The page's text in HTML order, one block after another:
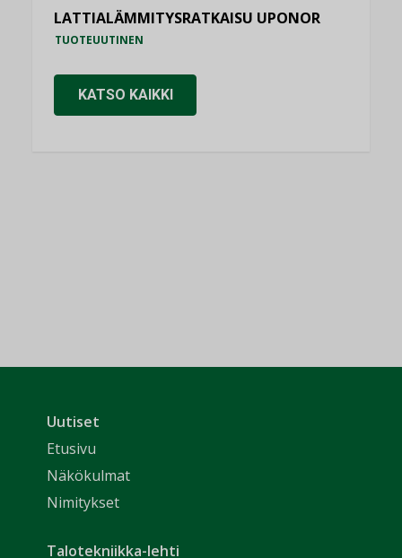
LATTIALÄMMITYSRATKAISU UPONOR
TUOTEUUTINEN
KATSO KAIKKI
Uutiset
Etusivu
Näkökulmat
Nimitykset
Talotekniikka-lehti